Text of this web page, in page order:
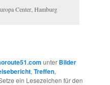
Center, Hamburg
unter Bilder
,Treffen,
ein Lesezeichen für den